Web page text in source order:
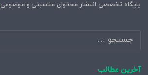
پایگاه تخصصی انتشار محتوای مناسبتی و موضوعی
آخرین مطالب